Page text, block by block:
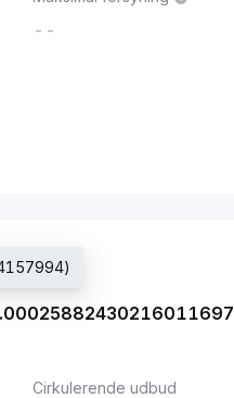
--
Cirkulerende udbud